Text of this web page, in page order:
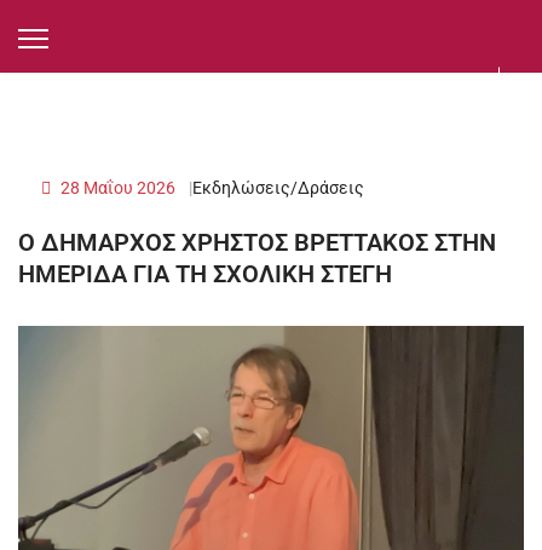
Εκδηλώσεις/Δράσεις
28 Μαΐου 2026
Ο ΔΗΜΑΡΧΟΣ ΧΡΗΣΤΟΣ ΒΡΕΤΤΑΚΟΣ ΣΤΗΝ
ΗΜΕΡΙΔΑ ΓΙΑ ΤΗ ΣΧΟΛΙΚΗ ΣΤΕΓΗ